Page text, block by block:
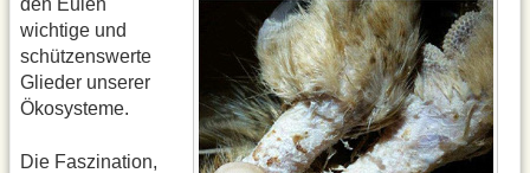
den Eulen
wichtige und
schützenswerte
Glieder unserer
Ökosysteme.
Die Faszination,